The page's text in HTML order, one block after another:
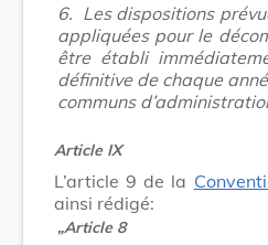
6. Les dispositions
appliquées pour le
être établi
définitive de chaque
communs
Article IX
L’article 9 de la
ainsi rédigé:
„Article 8